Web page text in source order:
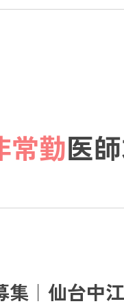
常勤医
集｜仙台中